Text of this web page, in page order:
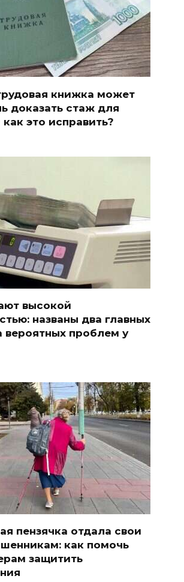
книжка может
доказать стаж для
это исправить?
высокой
названы два главных
вероятных проблем у
пензячка отдала свои
как помочь
защитить